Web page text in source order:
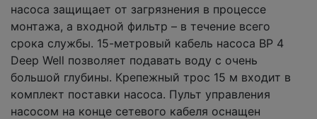
насоса защищает от загрязнения в процессе
монтажа, а входной фильтр – в течение всего
срока службы. 15-метровый кабель насоса BP 4
Deep Well позволяет подавать воду с очень
большой глубины. Крепежный трос 15 м входит в
комплект поставки насоса. Пульт управления
насосом на конце сетевого кабеля оснащен